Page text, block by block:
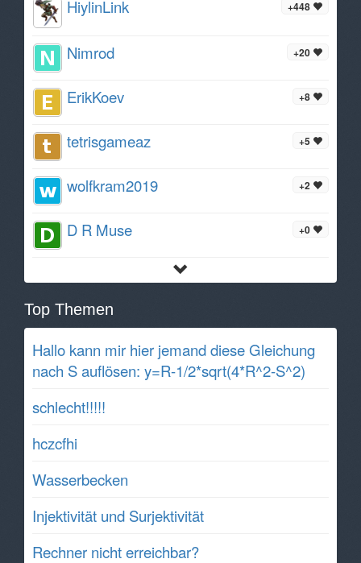
+448
HiylinLink
+20
Nimrod
+8
ErikKoev
+5
tetrisgameaz
+2
wolfkram2019
+0
D R Muse
Top Themen
Hallo kann mir hier jemand diese Gleichung
nach S auflösen: y=R-1/2*sqrt(4*R^2-S^2)
schlecht!!!!!
hczcfhi
Wasserbecken
Injektivität und Surjektivität
Rechner nicht erreichbar?